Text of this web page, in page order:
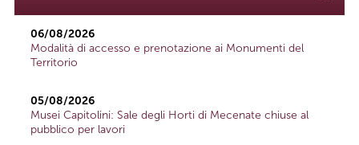
06/08/2026
Modalità di accesso e prenotazione ai Monumenti del
Territorio
05/08/2026
Musei Capitolini: Sale degli Horti di Mecenate chiuse al
pubblico per lavori